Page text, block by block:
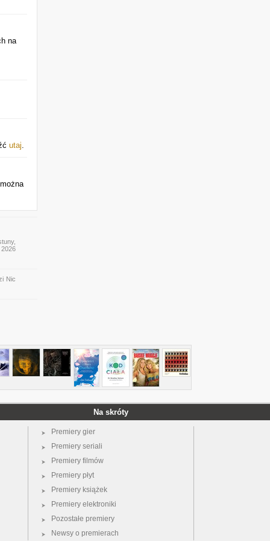
na
utaj.
Nic
Na skróty
Premiery gier
Premiery seriali
Premiery filmów
Premiery płyt
Premiery książek
Premiery elektroniki
Pozostałe premiery
Newsy o premierach